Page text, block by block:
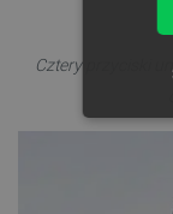
Cztery przyciski